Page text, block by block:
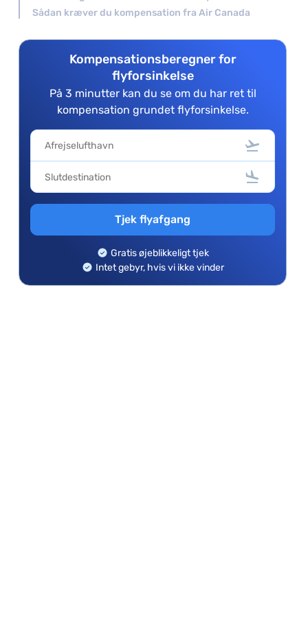
Sådan kræver du kompensation fra Air Canada
Kompensationsberegner for
flyforsinkelse
På 3 minutter kan du se om du har ret til
kompensation grundet flyforsinkelse.
Tjek flyafgang
Gratis øjeblikkeligt tjek
Intet gebyr, hvis vi ikke vinder